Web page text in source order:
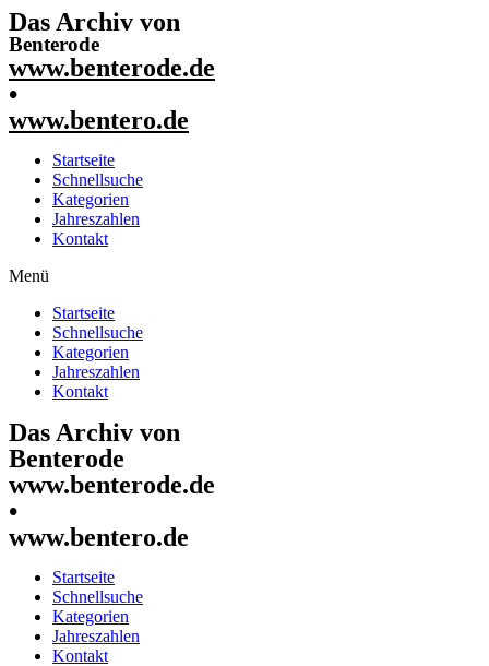
Das Archiv von
Benterode
www.benterode.de
•
www.bentero.de
Startseite
Schnellsuche
Kategorien
Jahreszahlen
Kontakt
Menü
Startseite
Schnellsuche
Kategorien
Jahreszahlen
Kontakt
Das Archiv von
Benterode
www.benterode.de
•
www.bentero.de
Startseite
Schnellsuche
Kategorien
Jahreszahlen
Kontakt